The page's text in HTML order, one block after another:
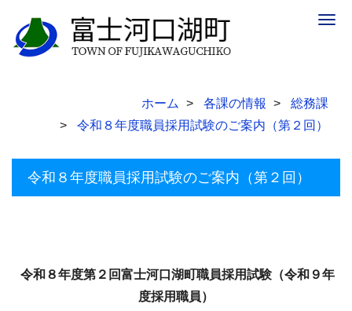
ホーム 各課の情報
総務課
令和８年度職員採用試験のご案内（第２回）
令和８年度職員採用試験のご案内（第２回）
令和８年度第２回富士河口湖町職員採用試験（令和９年
度採用職員）